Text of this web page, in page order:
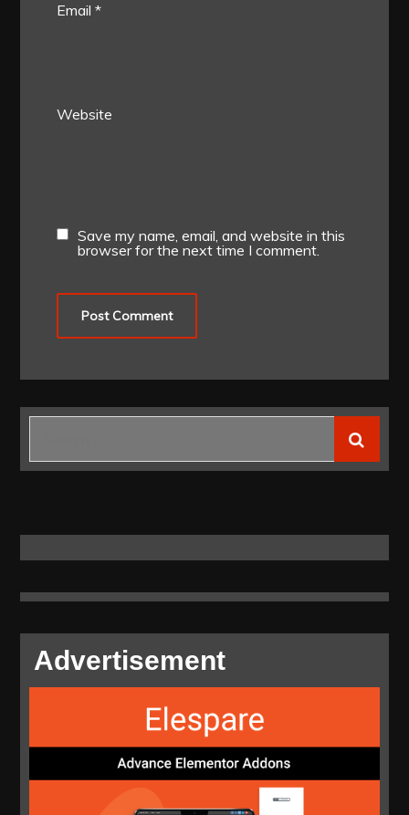
Email*
Website
Save my name, email, and website in this
browser for the next time I comment.
Advertisement